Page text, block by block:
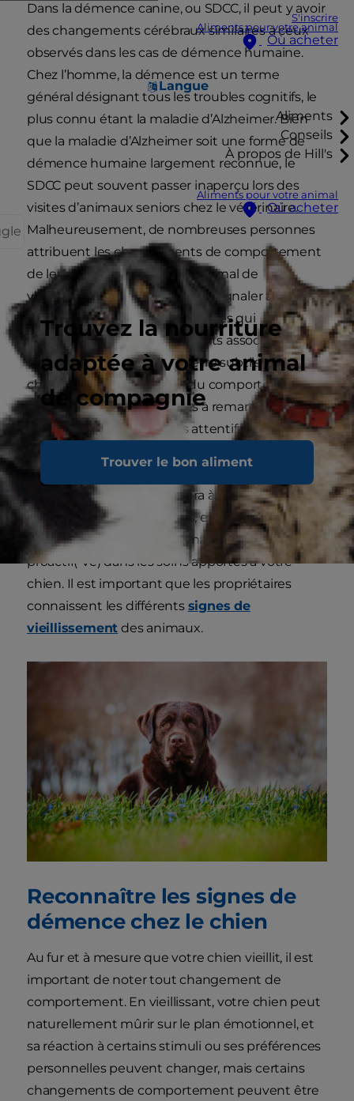
S'inscrire
Aliments pour votre animal
Où acheter
Langue
Aliments
Conseils
À propos de Hill's
Aliments pour votre animal
Où acheter
Trouvez la nourriture
adaptée à votre animal
de compagnie
Trouver le bon aliment
Dans la démence canine, ou SDCC, il peut y avoir
des changements cérébraux similaires à ceux
observés dans les cas de démence humaine.
Chez l’homme, la démence est un terme
général désignant tous les troubles cognitifs, le
plus connu étant la maladie d’Alzheimer. Bien
que la maladie d’Alzheimer soit une forme de
démence humaine largement reconnue, le
SDCC peut souvent passer inaperçu lors des
visites d’animaux seniors chez le vétérinaire.
Malheureusement, de nombreuses personnes
attribuent les changements de comportement
de leur chien au processus normal de
vieillissement et omettent de signaler au
vétérinaire les nouveaux troubles qui
apparaissent. Les changements associés à la
démence canine peuvent être subtils et les
changements progressifs du comportement du
chien peuvent être difficiles à remarquer, même
pour le propriétaire le plus attentif.
Une bonne connaissance des signes de la
démence canine vous aidera à reconnaître les
troubles dès le début. Alors, engagez la
conversation avec le vétérinaire et soyez
proactif(-ve) dans les soins apportés à votre
chien. Il est important que les propriétaires
connaissent les différents signes de
vieillissement des animaux.
Reconnaître les signes de
démence chez le chien
Au fur et à mesure que votre chien vieillit, il est
important de noter tout changement de
comportement. En vieillissant, votre chien peut
naturellement mûrir sur le plan émotionnel, et
sa réaction à certains stimuli ou ses préférences
personnelles peuvent changer, mais certains
changements de comportement peuvent être